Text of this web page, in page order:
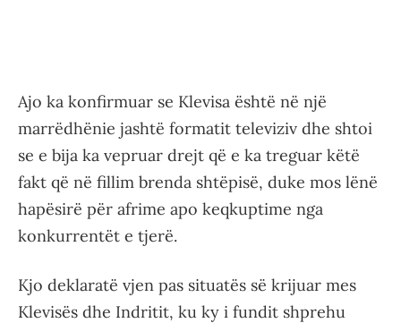
Ajo ka konfirmuar se Klevisa është në një
marrëdhënie jashtë formatit televiziv dhe shtoi
se e bija ka vepruar drejt që e ka treguar këtë
fakt që në fillim brenda shtëpisë, duke mos lënë
hapësirë për afrime apo keqkuptime nga
konkurrentët e tjerë.
Kjo deklaratë vjen pas situatës së krijuar mes
Klevisës dhe Indritit, ku ky i fundit shprehu